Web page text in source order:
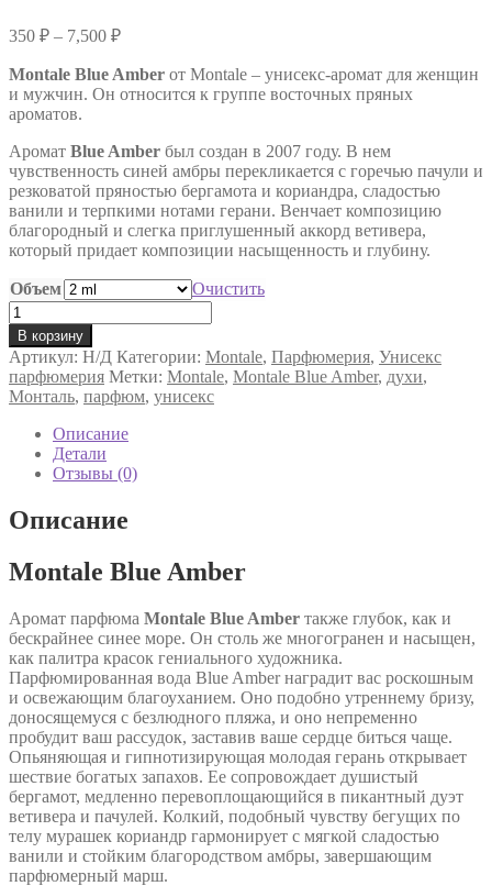
350 ₽ – 7,500 ₽Диапазон
350 ₽
–
Montale Blue Amber от Montale – унисекс-аромат для женщин
и мужчин. Он относится к группе восточных пряных
ароматов.
Аромат Blue Amber был создан в 2007 году. В нем
чувственность синей амбры перекликается с горечью пачули и
резковатой пряностью бергамота и кориандра, сладостью
ванили и терпкими нотами герани. Венчает композицию
благородный и слегка приглушенный аккорд ветивера,
который придает композиции насыщенность и глубину.
Объем
Очистить
Количество
товара
Montale
Blue
Amber
унисекс
В корзину
Артикул: Н/Д Категории: Montale, Парфюмерия, Унисекс
парфюмерия Метки: Montale, Montale Blue Amber, духи,
Монталь, парфюм, унисекс
Описание
Детали
Отзывы (0)
Описание
Montale Blue Amber
Аромат парфюма Montale Blue Amber также глубок, как и
бескрайнее синее море. Он столь же многогранен и насыщен,
как палитра красок гениального художника.
Парфюмированная вода Blue Amber наградит вас роскошным
и освежающим благоуханием. Оно подобно утреннему бризу,
доносящемуся с безлюдного пляжа, и оно непременно
пробудит ваш рассудок, заставив ваше сердце биться чаще.
Опьяняющая и гипнотизирующая молодая герань открывает
шествие богатых запахов. Ее сопровождает душистый
бергамот, медленно перевоплощающийся в пикантный дуэт
ветивера и пачулей. Колкий, подобный чувству бегущих по
телу мурашек кориандр гармонирует с мягкой сладостью
ванили и стойким благородством амбры, завершающим
парфюмерный марш.